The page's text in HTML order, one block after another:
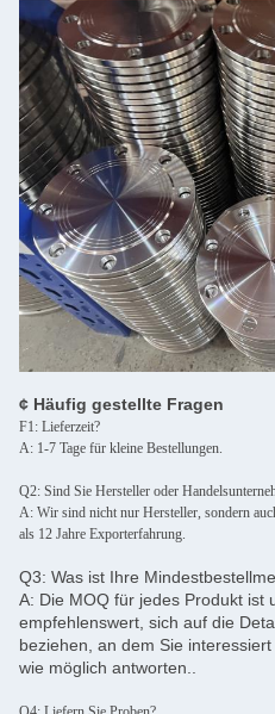
¢ Häufig gestellte Fragen
F1: Lieferzeit?
A: 1-7 Tage für kleine Bestellungen.
Q2: Sind Sie Hersteller oder
A: Wir sind nicht nur Hersteller, sondern
als 12 Jahre Exporterfahrung.
Q3: Was ist Ihre
A: Die MOQ für jedes Produkt ist
empfehlenswert, sich auf die
beziehen, an dem Sie
wie möglich antworten..